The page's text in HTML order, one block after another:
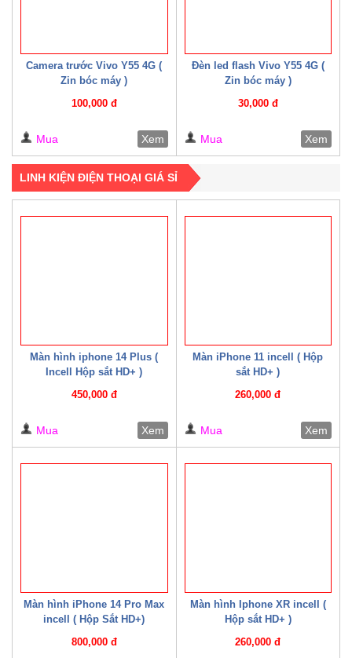
Camera trước Vivo Y55 4G (
Zin bóc máy )
100,000 đ
Mua Xem
Đèn led flash Vivo Y55 4G (
Zin bóc máy )
30,000 đ
Mua Xem
LINH KIỆN ĐIỆN THOẠI GIÁ SỈ
Màn hình iphone 14 Plus (
Incell Hộp sắt HD+ )
450,000 đ
Mua Xem
Màn iPhone 11 incell ( Hộp
sắt HD+ )
260,000 đ
Mua Xem
Màn hình iPhone 14 Pro Max
incell ( Hộp Sắt HD+)
800,000 đ
Màn hình Iphone XR incell (
Hộp sắt HD+ )
260,000 đ